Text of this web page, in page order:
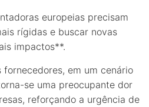
europeias precisam
rígidas e buscar novas
impactos**.
em um cenário
se uma preocupante dor
reforçando a urgência de